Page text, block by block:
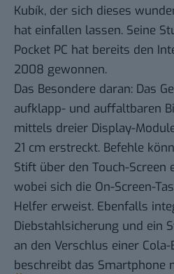
Kubík, der sich dieses
hat einfallen lassen. Seine
Pocket PC hat bereits den
2008 gewonnen.
Das Besondere daran: Das
aufklapp- und auffaltbaren
mittels dreier Display-
21 cm erstreckt. Befehle
Stift über den Touch-Screen
wobei sich die On-Screen-
Helfer erweist. Ebenfalls
Diebstahlsicherung und ein
an den Verschlus einer
beschreibt das Smartphone